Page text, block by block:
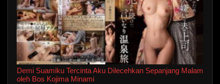
Demi Suamiku Tercinta Aku Dilecehkan Sepanjang Malam
oleh Bos Kojima Minami